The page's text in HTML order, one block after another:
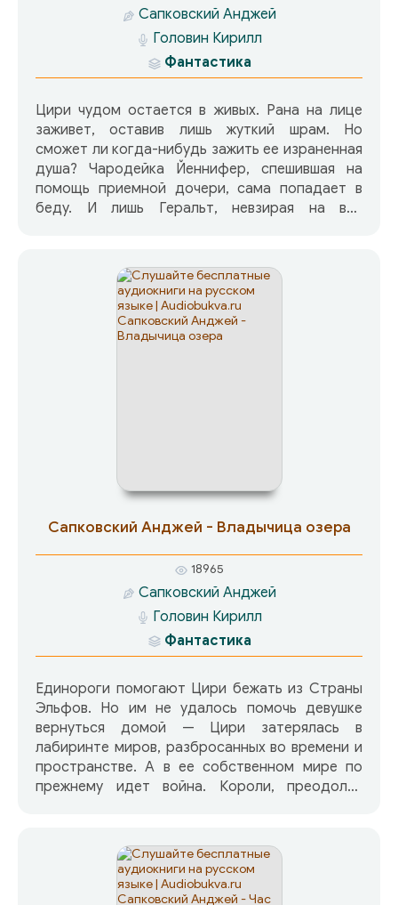
Сапковский Анджей
Головин Кирилл
Фантастика
Цири чудом остается в живых. Рана на лице
заживет, оставив лишь жуткий шрам. Но
сможет ли когда-нибудь зажить ее израненная
душа? Чародейка Йеннифер, спешившая на
помощь приемной дочери, сама попадает в
беду. И лишь Геральт, невзирая на все
остается только один выход — бежать в
волшебную башню, Башню Ласточки.
Поддержать исполнителя:
www.patreon.com/Golovin
Сапковский Анджей - Владычица озера
18965
Сапковский Анджей
Головин Кирилл
Фантастика
Единороги помогают Цири бежать из Страны
Эльфов. Но им не удалось помочь девушке
вернуться домой — Цири затерялась в
лабиринте миров, разбросанных во времени и
пространстве. А в ее собственном мире по
прежнему идет война. Короли, преодолев
войны — после выигранного ими сражения
остатки Императорских легионов бегут на юг.
Вернувшись в свой мир, Цири снова попадает в